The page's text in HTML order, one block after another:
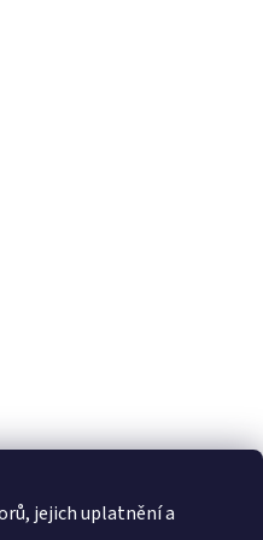
jejich uplatnění a